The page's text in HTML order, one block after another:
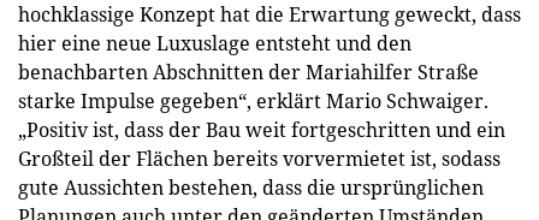
hochklassige Konzept hat die Erwartung geweckt, dass
hier eine neue Luxuslage entsteht und den
benachbarten Abschnitten der Mariahilfer Straße
starke Impulse gegeben“, erklärt Mario Schwaiger.
„Positiv ist, dass der Bau weit fortgeschritten und ein
Großteil der Flächen bereits vorvermietet ist, sodass
gute Aussichten bestehen, dass die ursprünglichen